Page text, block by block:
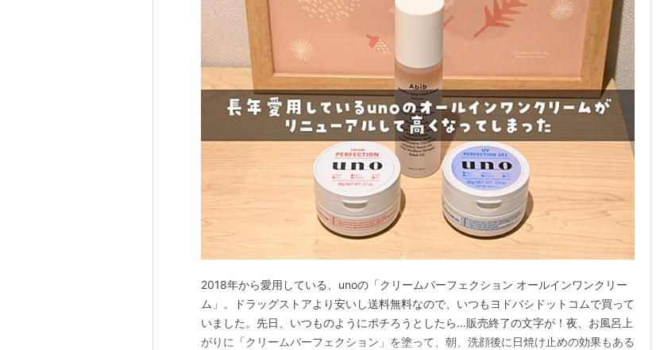
2018年から愛用している、unoの「クリームパーフェクション オールインワンクリー
ム」。ドラッグストアより安いし送料無料なので、いつもヨドバシドットコムで買って
いました。先日、いつものようにポチろうとしたら…販売終了の文字が！夜、お風呂上
がりに「クリームパーフェクション」を塗って、朝、洗顔後に日焼け止めの効果もある